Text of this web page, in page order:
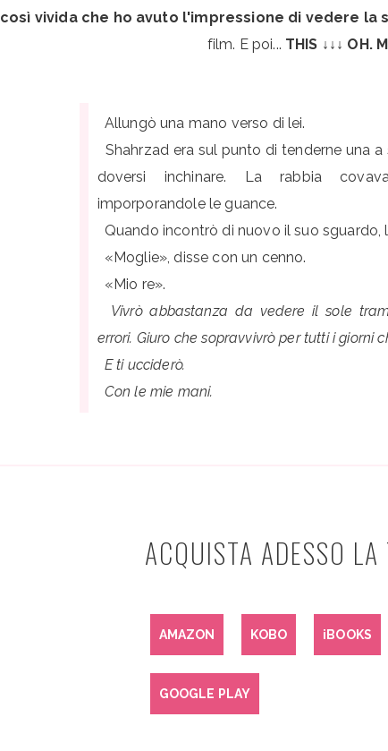
così vivida che ho avuto l'impressione di vedere la
film. E poi... THIS ↓↓↓ OH.
Allungò una mano verso di lei.
Shahrzad era sul punto di tenderne una
doversi inchinare. La rabbia
imporporandole le guance.
Quando incontrò di nuovo il suo sguardo,
«Moglie», disse con un cenno.
«Mio re».
Vivrò abbastanza da vedere il sole
errori. Giuro che sopravvivrò per tutti i giorni
E ti ucciderò.
Con le mie mani.
ACQUISTA ADESSO
AMAZON KOBO iBOOKS
GOOGLE PLAY